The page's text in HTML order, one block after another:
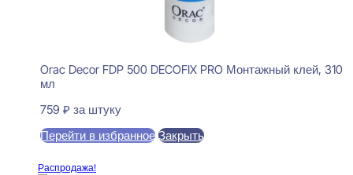
Orac Decor FDP 500 DECOFIX PRO Монтажный клей, 310
мл
759 ₽ за штуку
Перейти в избранное Закрыть
Распродажа!